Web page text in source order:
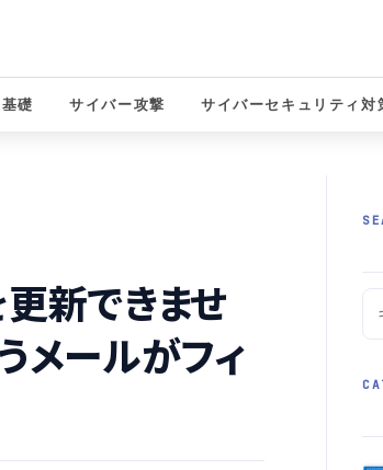
礎 サイバー攻撃 サイバーセキュリティ対
新できませ
メールがフィ